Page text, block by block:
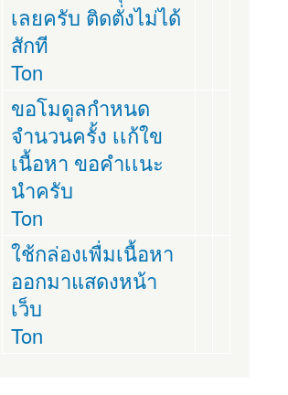
เลยครับ ติดตั่งไม่ได้
สักที
Ton
ขอโมดูลกำหนด
จำนวนครั้ง เเก้ใข
เนื้อหา ขอคำเเนะ
นำครับ
Ton
ใช้กล่องเพื่มเนื้อหา
ออกมาแสดงหน้า
เว็บ
Ton